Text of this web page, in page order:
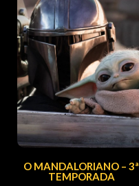
O MANDALORIANO – 3ª
TEMPORADA